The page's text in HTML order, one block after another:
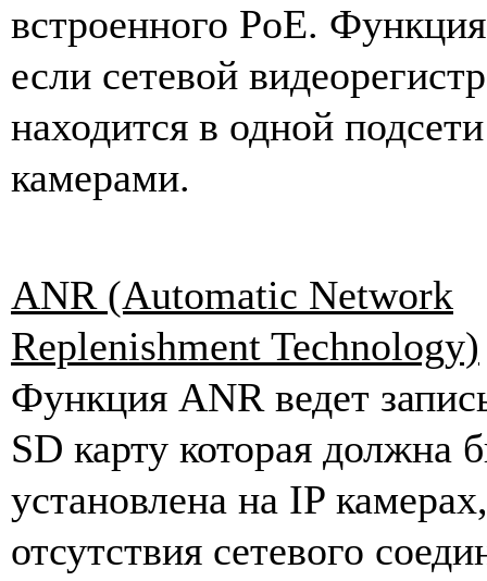
встроенного PoE.
если сетевой
находится в одной
камерами.
ANR (Automatic Network
Replenishment Technology)
Функция ANR ведет
SD карту которая должна
установлена на IP
отсутствия сетевого